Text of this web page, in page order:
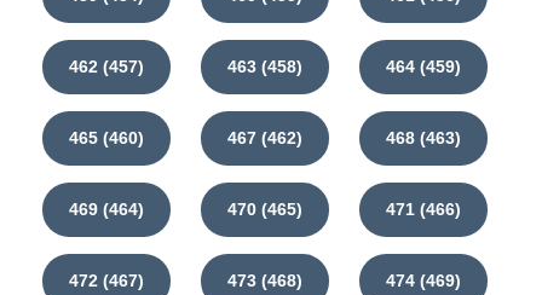
462 (457) 463 (458) 464 (459)
465 (460) 467 (462) 468 (463)
469 (464) 470 (465) 471 (466)
472 (467) 473 (468) 474 (469)